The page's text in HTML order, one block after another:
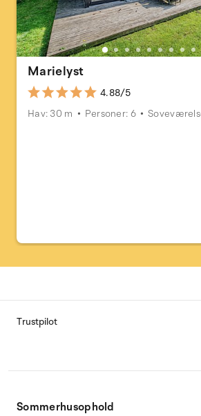
Marielyst
4.88/5
Hav: 30 m
Personer: 6
Trustpilot
Sommerhusophold